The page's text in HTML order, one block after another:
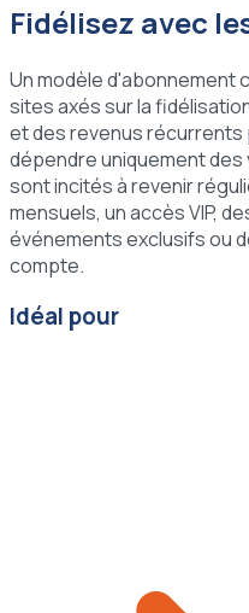
Fidélisez avec
Un modèle d'abonnement
sites axés sur la
et des revenus récurrents
dépendre uniquement
sont incités à revenir
mensuels, un accès VIP,
événements exclusifs ou
compte.
Idéal pour